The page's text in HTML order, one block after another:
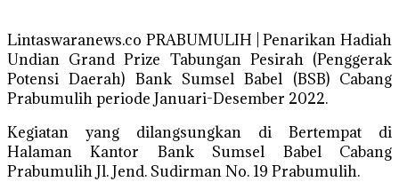
Lintaswaranews.co PRABUMULIH | Penarikan Hadiah
Undian Grand Prize Tabungan Pesirah (Penggerak
Potensi Daerah) Bank Sumsel Babel (BSB) Cabang
Prabumulih periode Januari-Desember 2022.
Kegiatan yang dilangsungkan di Bertempat di
Halaman Kantor Bank Sumsel Babel Cabang
Prabumulih Jl. Jend. Sudirman No. 19 Prabumulih.